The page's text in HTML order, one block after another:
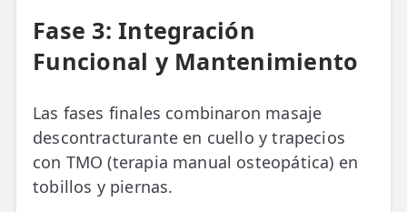
Fase 3: Integración
Funcional y Mantenimiento
Las fases finales combinaron masaje
descontracturante en cuello y trapecios
con TMO (terapia manual osteopática) en
tobillos y piernas.